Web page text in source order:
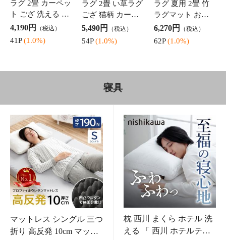
れ かわいい さら
さ
シャブル スリー
菌 清潔 リバー
さ イ草 イグサ い
気対策 フローリ
ト 「 夢見畳 」 10
8,980円（税込）
らか 洗える 清潔
6,990円（税込）
カーテン
レースカーテン 2枚組 UV
カット カーテン レース
遮熱 日本製 幅100cm 2枚
3,120円（税込）
カーテン 遮光 1級遮光 洗
える 断熱 節電 「 シンプ
ルドレープ 」 約100×200
6,270円（税込）